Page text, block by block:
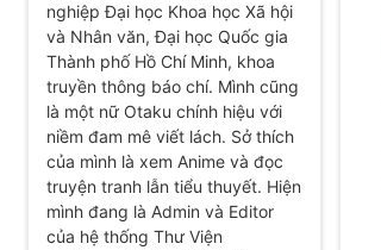
nghiệp Đại học Khoa học Xã hội
và Nhân văn, Đại học Quốc gia
Thành phố Hồ Chí Minh, khoa
truyền thông báo chí. Mình cũng
là một nữ Otaku chính hiệu với
niềm đam mê viết lách. Sở thích
của mình là xem Anime và đọc
truyện tranh lẫn tiểu thuyết. Hiện
mình đang là Admin và Editor
của hệ thống Thư Viện